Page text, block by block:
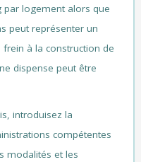
par logement alors que
peut représenter un
à la construction de
dispense peut être
introduisez la
compétentes
modalités et les